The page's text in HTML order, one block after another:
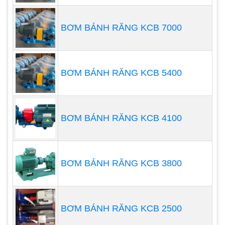
3. Lưu lượng bơm giảm
Bạn có nhận thấy lưu lượng máy bơm giảm đáng
kể không? Máy bơm của bạn có mất nhiều thời
BƠM BÁNH RĂNG KCB 7000
BƠM BÁNH RĂNG KCB 5400
BƠM BÁNH RĂNG KCB 4100
BƠM BÁNH RĂNG KCB 3800
BƠM BÁNH RĂNG KCB 2500